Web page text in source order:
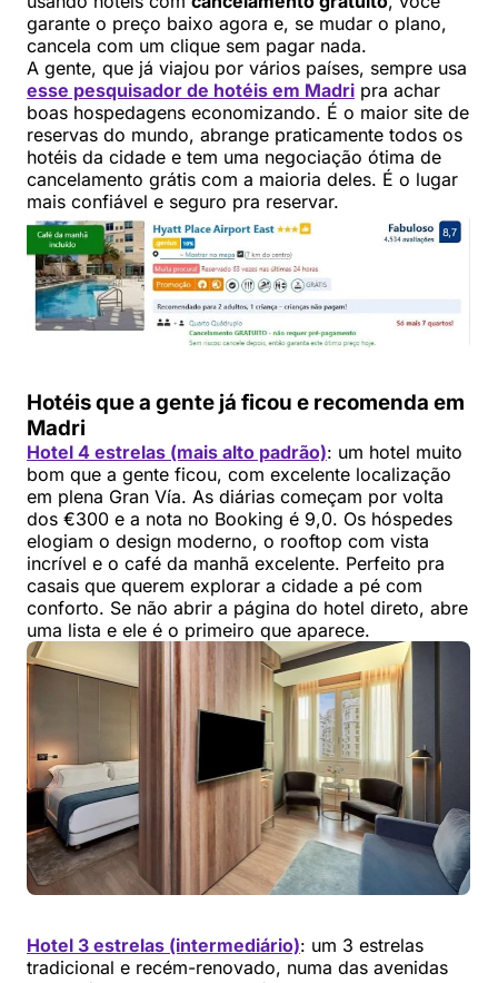
garante o preço baixo agora e, se mudar o plano,
cancela com um clique sem pagar nada.
A gente, que já viajou por vários países, sempre usa
esse pesquisador de hotéis em Madri pra achar
boas hospedagens economizando. É o maior site de
reservas do mundo, abrange praticamente todos os
hotéis da cidade e tem uma negociação ótima de
cancelamento grátis com a maioria deles. É o lugar
mais confiável e seguro pra reservar.
Hotéis que a gente já ficou e recomenda em
Madri
Hotel 4 estrelas (mais alto padrão): um hotel muito
bom que a gente ficou, com excelente localização
em plena Gran Vía. As diárias começam por volta
dos €300 e a nota no Booking é 9,0. Os hóspedes
elogiam o design moderno, o rooftop com vista
incrível e o café da manhã excelente. Perfeito pra
casais que querem explorar a cidade a pé com
conforto. Se não abrir a página do hotel direto, abre
uma lista e ele é o primeiro que aparece.
Hotel 3 estrelas (intermediário): um 3 estrelas
tradicional e recém-renovado, numa das avenidas